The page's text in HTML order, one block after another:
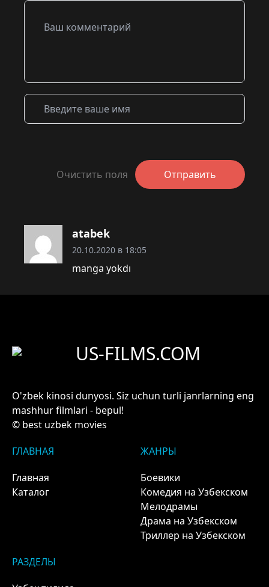
Очистить поля Отправить
atabek
20.10.2020 в 18:05
manga yokdı
US-FILMS.COM
O'zbek kinosi dunyosi. Siz uchun turli janrlarning eng
mashhur filmlari - bepul!
© best uzbek movies
ГЛАВНАЯ
Главная
Каталог
ЖАНРЫ
Боевики
Комедия на Узбекском
Мелодрамы
Драма на Узбекском
Триллер на Узбекском
РАЗДЕЛЫ